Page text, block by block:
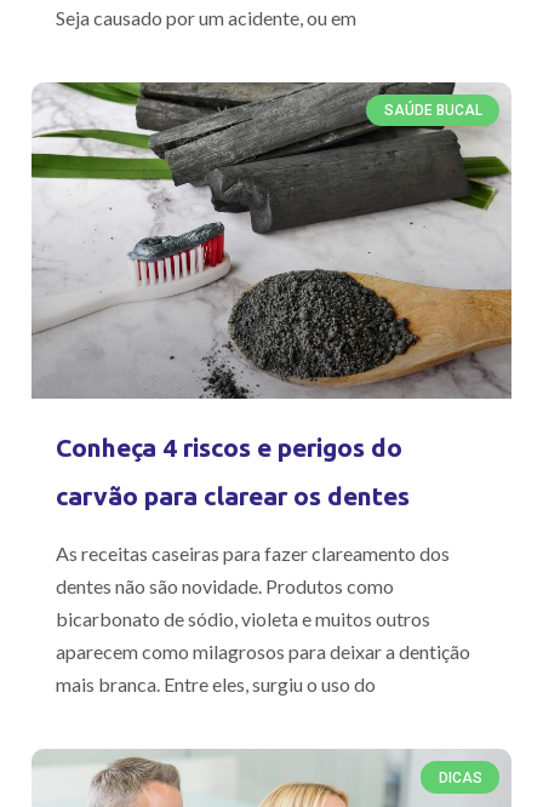
Seja causado por um acidente, ou em
SAÚDE BUCAL
Conheça 4 riscos e perigos do
carvão para clarear os dentes
As receitas caseiras para fazer clareamento dos
dentes não são novidade. Produtos como
bicarbonato de sódio, violeta e muitos outros
aparecem como milagrosos para deixar a dentição
mais branca. Entre eles, surgiu o uso do
DICAS